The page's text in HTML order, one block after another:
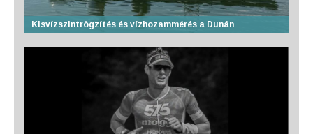
Kisvízszintrögzítés és vízhozammérés a Dunán